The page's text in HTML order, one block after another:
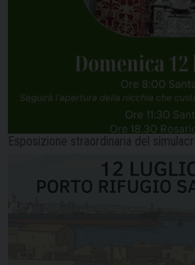
Esposizione straordinaria del